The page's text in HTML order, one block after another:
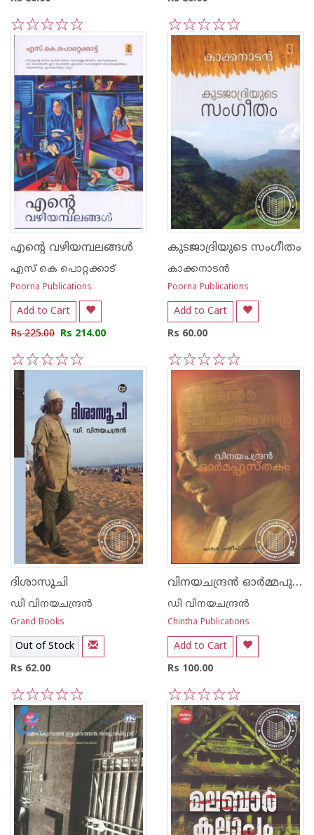
1 5
4
3
2
1
എന്റെ വഴിയമ്പലങ്ങള്‍
എസ്‌ കെ പൊറ്റക്കാട്‌
Poorna Publications
Add to Cart
Rs 225.00 Rs 214.00
5
4
3
2
1
കുടജാദ്രിയുടെ സംഗീതം
കാക്കനാടന്‍
Poorna Publications
Add to Cart
Rs 60.00
5
4
3
2
1
ദിശാസൂചി
ഡി വിനയചന്ദ്രന്‍
Grand Books
Out of Stock
Rs 62.00
5
4
3
2
1
വിനയചന്ദ്ര‌ന്‍ ഓര്‍മ്മപുസ്തകം
ഡി വിനയചന്ദ്രന്‍
Chintha Publications
Add to Cart
Rs 100.00
5
4
3
2
1